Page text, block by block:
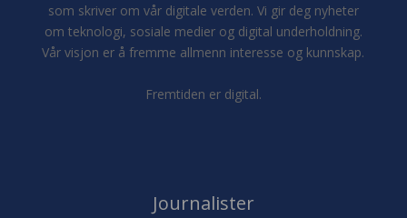
som skriver om vår digitale verden. Vi gir deg nyheter
om teknologi, sosiale medier og digital underholdning.
Vår visjon er å fremme allmenn interesse og kunnskap.
Fremtiden er digital.
Journalister